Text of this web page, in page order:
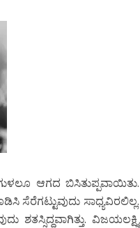
ಆಗದ ಬಿಸಿತುಪ್ಪವಾಯಿತು.
ಸಾಧ್ಯವಿರಲಿಲ್ಲ.
ಶತಸ್ಸಿದ್ಧವಾಗಿತ್ತು. ವಿಜಯಲಕ್ಷ್ಮಿ